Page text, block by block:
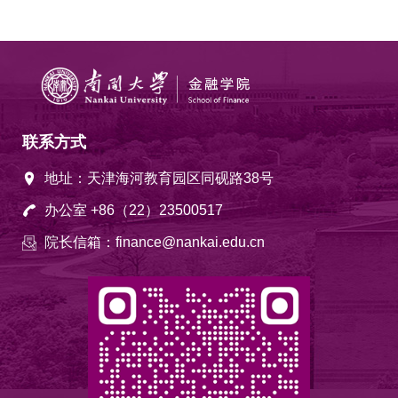
联系方式
地址：天津海河教育园区同砚路38号
办公室 +86（22）23500517
院长信箱：finance@nankai.edu.cn